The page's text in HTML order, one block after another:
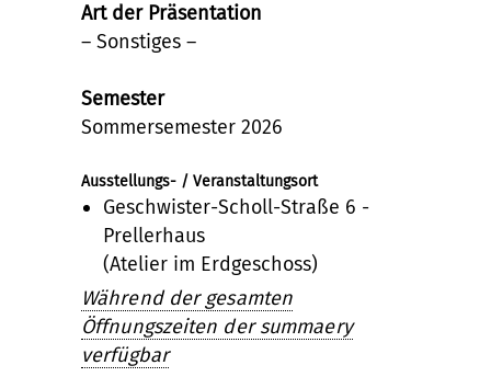
Art der Präsentation
– Sonstiges –
Semester
Sommersemester 2026
Ausstellungs- / Veranstaltungsort
Geschwister-Scholl-Straße 6 -
Prellerhaus
(Atelier im Erdgeschoss)
Während der gesamten
Öffnungszeiten der summaery
verfügbar